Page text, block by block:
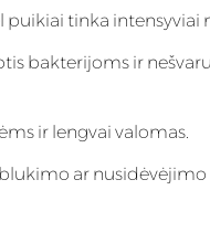
puikiai tinka
bakterijoms ir
ir lengvai valomas.
blukimo ar